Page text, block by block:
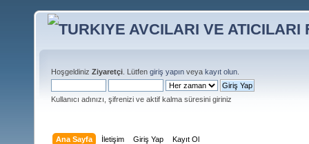
Hoşgeldiniz Ziyaretçi . Lütfen giriş yapın veya kayıt olun
Kullanıcı adınızı, şifrenizi ve aktif kalma süresini giriniz
Ana Sayfa İletişim Giriş Yap Kayıt Ol